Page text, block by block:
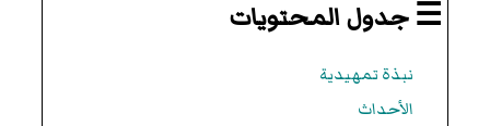
☰ جدول المحتويات
نبذة تمهيدية
الأحداث